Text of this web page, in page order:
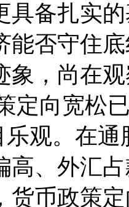
具备扎实
能否守住
象，尚在
向宽松已
观。在
高、外汇
货币政策